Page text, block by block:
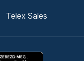
Telex Sales